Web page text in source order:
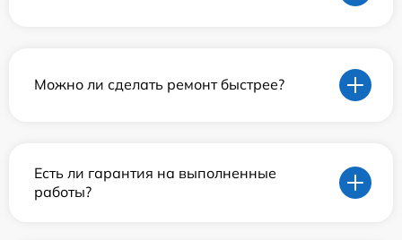
Можно ли сделать ремонт быстрее?
Есть ли гарантия на выполненные
работы?